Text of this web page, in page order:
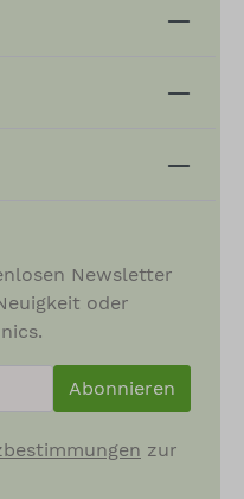
Newsletter
oder
Abonnieren
zur